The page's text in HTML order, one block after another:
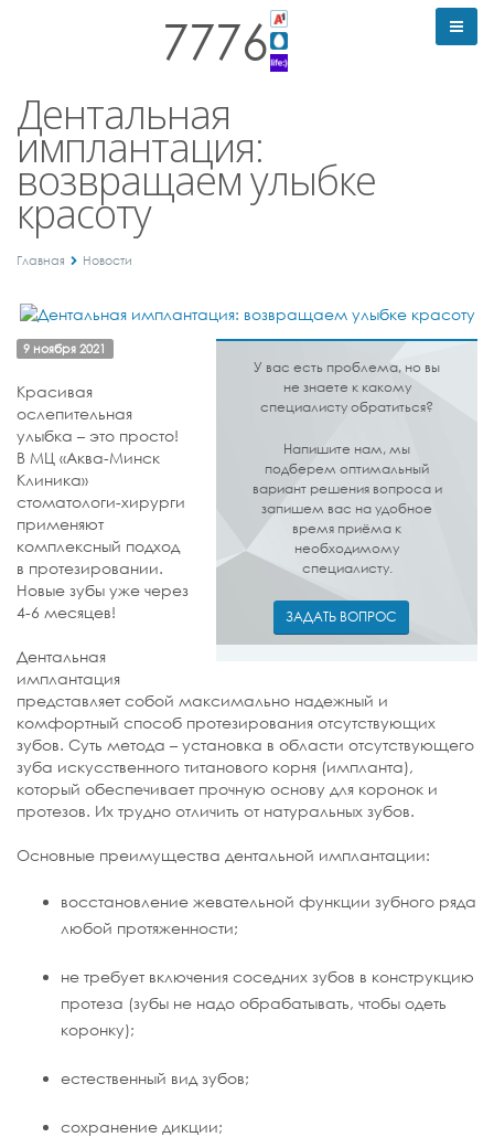
7776
Дентальная
имплантация:
возвращаем улыбке
красоту
Главная Новости
У вас есть проблема, но вы
не знаете к какому
специалисту обратиться?
Напишите нам, мы
подберем оптимальный
вариант решения вопроса и
запишем вас на удобное
время приёма к
необходимому
специалисту.
ЗАДАТЬ ВОПРОС
9 ноября 2021
Красивая
ослепительная
улыбка – это просто!
В МЦ «Аква-Минск
Клиника»
стоматологи-хирурги
применяют
комплексный подход
в протезировании.
Новые зубы уже через
4-6 месяцев!
Дентальная
имплантация
представляет собой максимально надежный и
комфортный способ протезирования отсутствующих
зубов. Суть метода – установка в области отсутствующего
зуба искусственного титанового корня (импланта),
который обеспечивает прочную основу для коронок и
протезов. Их трудно отличить от натуральных зубов.
Основные преимущества дентальной имплантации:
восстановление жевательной функции зубного ряда
любой протяженности;
не требует включения соседних зубов в конструкцию
протеза (зубы не надо обрабатывать, чтобы одеть
коронку);
естественный вид зубов;
сохранение дикции;